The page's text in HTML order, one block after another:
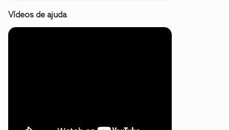
Vídeos de ajuda